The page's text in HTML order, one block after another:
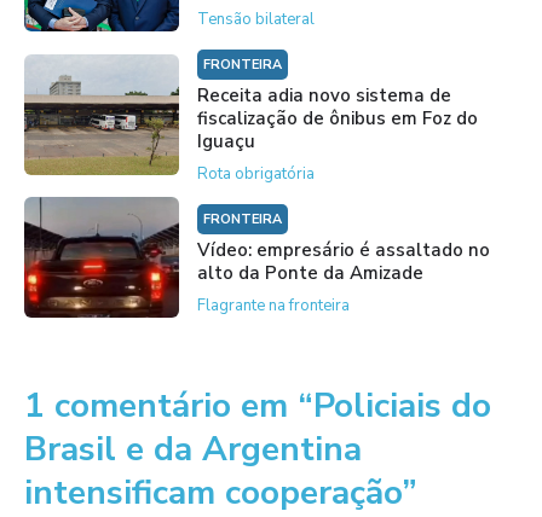
Tensão bilateral
FRONTEIRA
Receita adia novo sistema de
fiscalização de ônibus em Foz do
Iguaçu
Rota obrigatória
FRONTEIRA
Vídeo: empresário é assaltado no
alto da Ponte da Amizade
Flagrante na fronteira
1 comentário em “Policiais do
Brasil e da Argentina
intensificam cooperação”